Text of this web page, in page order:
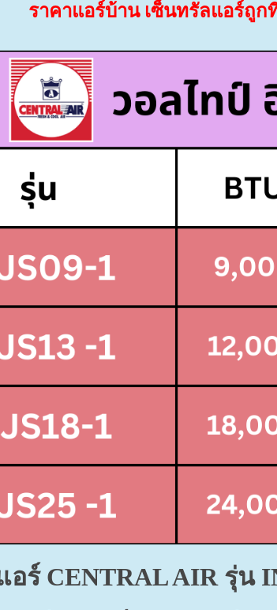
ราคาแอร์บ้าน เซ็นทรัลแอร์ถู
อร์ CENTRAL AIR รุ่น